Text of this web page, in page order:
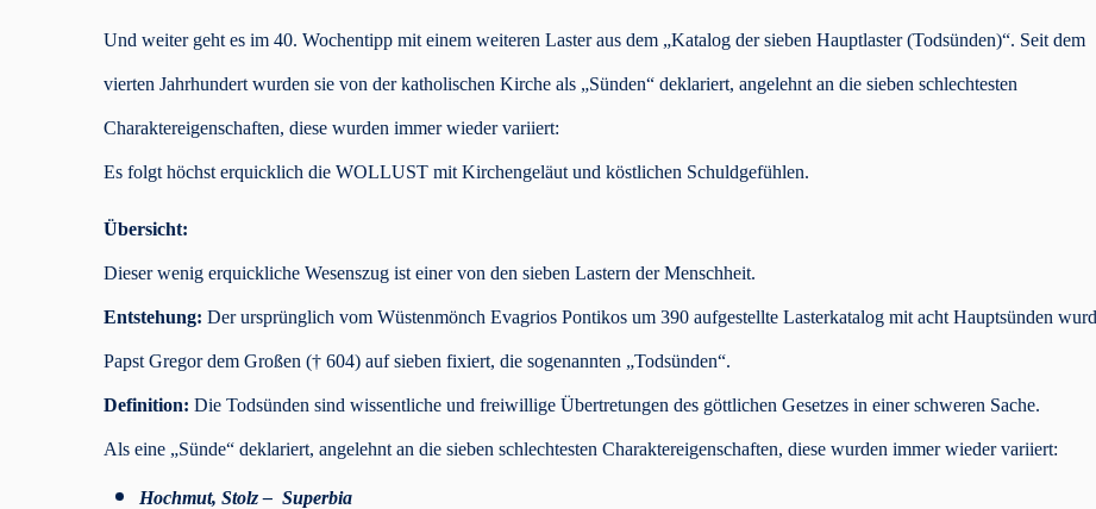
Und weiter geht es im 40. Wochentipp mit einem weiteren Laster aus dem „Katalog der sieben Hauptlaster (Todsünden)“. Seit dem
vierten Jahrhundert wurden sie von der katholischen Kirche als „Sünden“ deklariert, angelehnt an die sieben schlechtesten
Charaktereigenschaften, diese wurden immer wieder variiert:
Es folgt höchst erquicklich die WOLLUST mit Kirchengeläut und köstlichen Schuldgefühlen.
Übersicht:
Dieser wenig erquickliche Wesenszug ist einer von den sieben Lastern der Menschheit.
Entstehung: Der ursprünglich vom Wüstenmönch Evagrios Pontikos um 390 aufgestellte Lasterkatalog mit acht Hauptsünden
Papst Gregor dem Großen († 604) auf sieben fixiert, die sogenannten „Todsünden“.
Definition: Die Todsünden sind wissentliche und freiwillige Übertretungen des göttlichen Gesetzes in einer schweren Sache.
Als eine „Sünde“ deklariert, angelehnt an die sieben schlechtesten Charaktereigenschaften, diese wurden immer wieder variiert:
Hochmut, Stolz– Superbia